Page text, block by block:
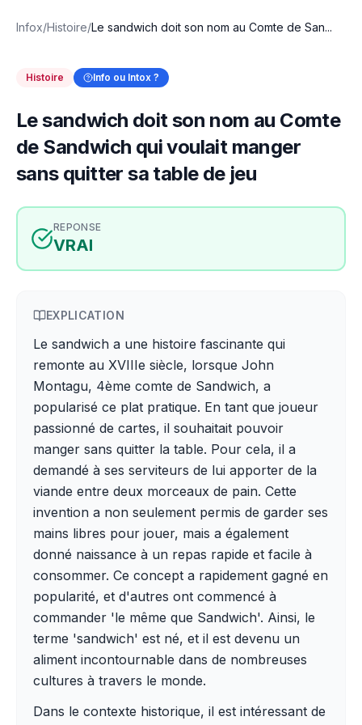
Infox/Histoire/Le sandwich doit son nom au Comte de San...
Histoire Info ou Intox ?
Le sandwich doit son nom au Comte
de Sandwich qui voulait manger
sans quitter sa table de jeu
REPONSE
VRAI
EXPLICATION
Le sandwich a une histoire fascinante qui
remonte au XVIIIe siècle, lorsque John
Montagu, 4ème comte de Sandwich, a
popularisé ce plat pratique. En tant que joueur
passionné de cartes, il souhaitait pouvoir
manger sans quitter la table. Pour cela, il a
demandé à ses serviteurs de lui apporter de la
viande entre deux morceaux de pain. Cette
invention a non seulement permis de garder ses
mains libres pour jouer, mais a également
donné naissance à un repas rapide et facile à
consommer. Ce concept a rapidement gagné en
popularité, et d'autres ont commencé à
commander 'le même que Sandwich'. Ainsi, le
terme 'sandwich' est né, et il est devenu un
aliment incontournable dans de nombreuses
cultures à travers le monde.
Dans le contexte historique, il est intéressant de